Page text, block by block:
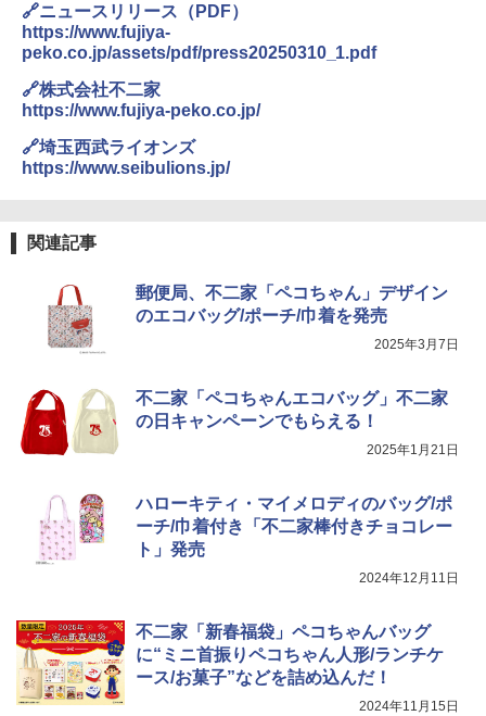
🔗ニュースリリース（PDF）
https://www.fujiya-
peko.co.jp/assets/pdf/press20250310_1.pdf
🔗株式会社不二家
https://www.fujiya-peko.co.jp/
🔗埼玉西武ライオンズ
https://www.seibulions.jp/
関連記事
郵便局、不二家「ペコちゃん」デザイン
のエコバッグ/ポーチ/巾着を発売
2025年3月7日
不二家「ペコちゃんエコバッグ」不二家
の日キャンペーンでもらえる！
2025年1月21日
ハローキティ・マイメロディのバッグ/ポ
ーチ/巾着付き「不二家棒付きチョコレー
ト」発売
2024年12月11日
不二家「新春福袋」ペコちゃんバッグ
に“ミニ首振りペコちゃん人形/ランチケ
ース/お菓子”などを詰め込んだ！
2024年11月15日